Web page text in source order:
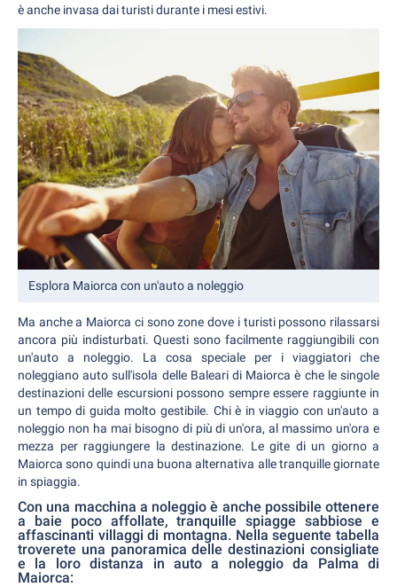
è anche invasa dai turisti durante i mesi estivi.
Esplora Maiorca con un'auto a noleggio
Ma anche a Maiorca ci sono zone dove i turisti possono rilassarsi
ancora più indisturbati. Questi sono facilmente raggiungibili con
un'auto a noleggio. La cosa speciale per i viaggiatori che
noleggiano auto sull'isola delle Baleari di Maiorca è che le singole
destinazioni delle escursioni possono sempre essere raggiunte in
un tempo di guida molto gestibile. Chi è in viaggio con un'auto a
noleggio non ha mai bisogno di più di un'ora, al massimo un'ora e
mezza per raggiungere la destinazione. Le gite di un giorno a
Maiorca sono quindi una buona alternativa alle tranquille giornate
in spiaggia.
Con una macchina a noleggio è anche possibile ottenere
a baie poco affollate, tranquille spiagge sabbiose e
affascinanti villaggi di montagna. Nella seguente tabella
troverete una panoramica delle destinazioni consigliate
e la loro distanza in auto a noleggio da Palma di
Maiorca: